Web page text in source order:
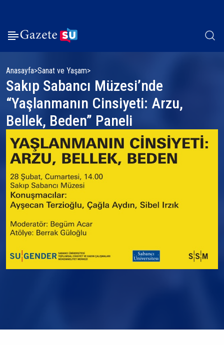
Anasayfa Sanat ve Yaşam
Sakıp Sabancı Müzesi’nde
“Yaşlanmanın Cinsiyeti: Arzu,
Bellek, Beden” Paneli